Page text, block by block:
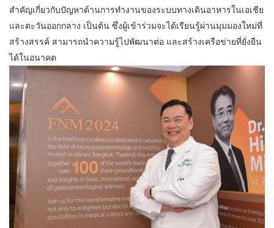
สำคัญเกี่ยวกับปัญหาด้านการทำงานของระบบทางเดินอาหารในเอเชีย
และตะวันออกกลาง เป็นต้น ซึ่งผู้เข้าร่วมจะได้เรียนรู้ผ่านมุมมองใหม่ที่
สร้างสรรค์ สามารถนำความรู้ไปพัฒนาต่อ และสร้างเครือข่ายที่ยั่งยืน
ได้ในอนาคต